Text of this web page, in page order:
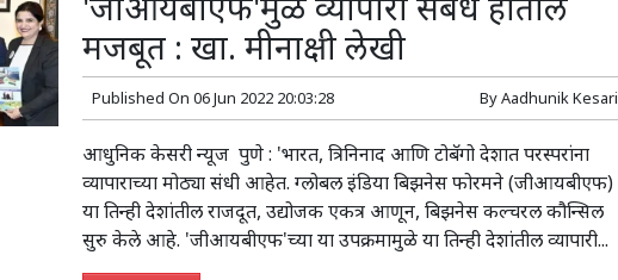
मजबूत : खा. मीनाक्षी लेखी
Published On 06 Jun 2022 20:03:28 ByAadhunik Kesari
आधुनिक केसरी न्यूज पुणे : 'भारत, त्रिनिनाद आणि टोबॅगो देशात परस्परांना
व्यापाराच्या मोठ्या संधी आहेत. ग्लोबल इंडिया बिझनेस फोरमने (जीआयबीएफ)
या तिन्ही देशांतील राजदूत, उद्योजक एकत्र आणून, बिझनेस कल्चरल कौन्सिल
सुरु केले आहे. 'जीआयबीएफ'च्या या उपक्रमामुळे या तिन्ही देशांतील व्यापारी...